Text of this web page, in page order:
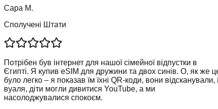
Сара М.
Сполучені Штати
Потрібен був інтернет для нашої сімейної відпустки в
Єгипті. Я купив eSIM для дружини та двох синів. О, як же
було легко – я показав їм їхні QR-коди, вони відсканували,
вуаля, діти могли дивитися YouTube, а ми
насолоджувалися спокоєм.